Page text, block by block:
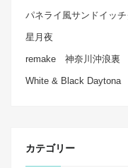
パネライ風サンドイッ
星月夜
remake 神奈川沖浪裏
White & Black Daytona
カテゴリー